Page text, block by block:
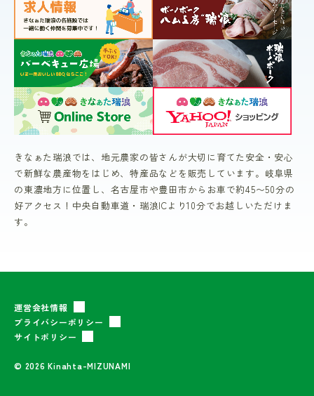
きなぁた瑞浪では、地元農家の皆さんが大切に育てた安全・安心
で新鮮な農産物をはじめ、特産品などを販売しています。岐阜県
の東濃地方に位置し、名古屋市や豊田市からお車で約45〜50分の
好アクセス！中央自動車道・瑞浪ICより10分でお越しいただけま
す。
運営会社情報
プライバシーポリシー
サイトポリシー
© 2026 Kinahta-MIZUNAMI